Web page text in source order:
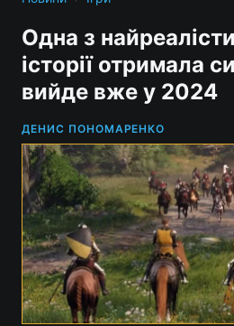
Одна з
історії отримала
вийде вже у 2024
ДЕНИС ПОНОМАРЕНКО